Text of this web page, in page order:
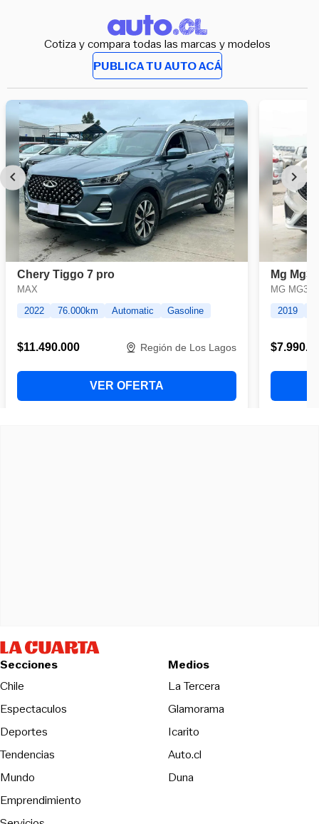
Cotiza y compara todas las marcas y modelos
PUBLICA TU AUTO ACÁ
Secciones
Chile
Espectaculos
Deportes
Tendencias
Mundo
Emprendimiento
Medios
La TerceraOpens in new
Glamorama
Icarito
Auto.cl
DunaOpens in new window